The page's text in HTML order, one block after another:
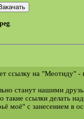
ссылку на "Меотиду" -
станут нашими
такие ссылки делать
моё" с занесением в